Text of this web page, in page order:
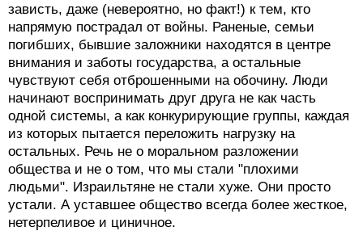
зависть, даже (невероятно, но факт!) к тем, кто
напрямую пострадал от войны. Раненые, семьи
погибших, бывшие заложники находятся в центре
внимания и заботы государства, а остальные
чувствуют себя отброшенными на обочину. Люди
начинают воспринимать друг друга не как часть
одной системы, а как конкурирующие группы, каждая
из которых пытается переложить нагрузку на
остальных. Речь не о моральном разложении
общества и не о том, что мы стали "плохими
людьми". Израильтяне не стали хуже. Они просто
устали. А уставшее общество всегда более жесткое,
нетерпеливое и циничное.